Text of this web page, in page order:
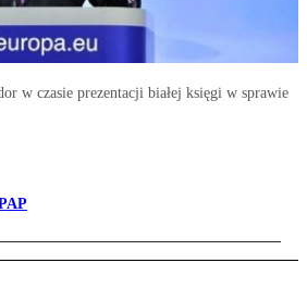
w czasie prezentacji białej księgi w sprawie